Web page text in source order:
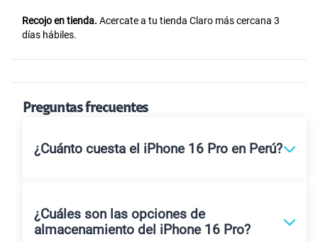
Recojo en tienda. Acercate a tu tienda Claro más cercana 3
días hábiles.
Preguntas frecuentes
¿Cuánto cuesta el iPhone 16 Pro en Perú?
¿Cuáles son las opciones de
almacenamiento del iPhone 16 Pro?